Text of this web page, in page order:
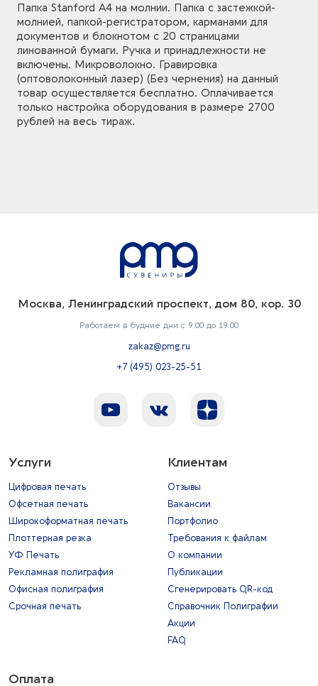
Папка Stanford A4 на молнии. Папка с застежкой-
молнией, папкой-регистратором, карманами для
документов и блокнотом с 20 страницами
линованной бумаги. Ручка и принадлежности не
включены. Микроволокно. Гравировка
(оптоволоконный лазер) (Без чернения) на данный
товар осуществляется бесплатно. Оплачивается
только настройка оборудования в размере 2700
рублей на весь тираж.
Москва, Ленинградский проспект, дом 80, кор. 30
Работаем в будние дни с 9:00 до 19:00
zakaz@pmg.ru
+7 (495) 023-25-51
Услуги
Цифровая печать
Офсетная печать
Широкоформатная печать
Плоттерная резка
УФ Печать
Рекламная полиграфия
Офисная полиграфия
Срочная печать
Клиентам
Отзывы
Вакансии
Портфолио
Требования к файлам
О компании
Публикации
Сгенерировать QR-код
Справочник Полиграфии
Акции
FAQ
Оплата